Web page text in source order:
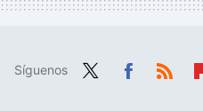
Síguenos